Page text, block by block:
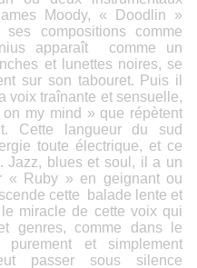
Moody, « Doodlin »
compositions comme
apparaît comme un
et lunettes noires, se
sur son tabouret. Puis il
voix traînante et sensuelle,
my mind » que répètent
Cette langueur du sud
toute électrique, et ce
Jazz, blues et soul, il a un
« Ruby » en geignant ou
cette balade lente et
miracle de cette voix qui
genres, comme dans le
et simplement
passer sous silence